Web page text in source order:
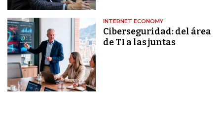
INTERNET ECONOMY
Ciberseguridad: del área
de TI a las juntas